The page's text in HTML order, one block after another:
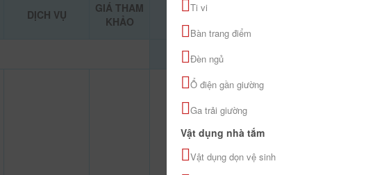
DỊCH VỤ
GIÁ THAM
KHẢO
ĐẶT PHÒNG
Ti vi
Bàn trang điểm
Đèn ngủ
Ổ điện gần giường
Ga trải giường
Vật dụng nhà tắm
Vật dụng dọn vệ sinh